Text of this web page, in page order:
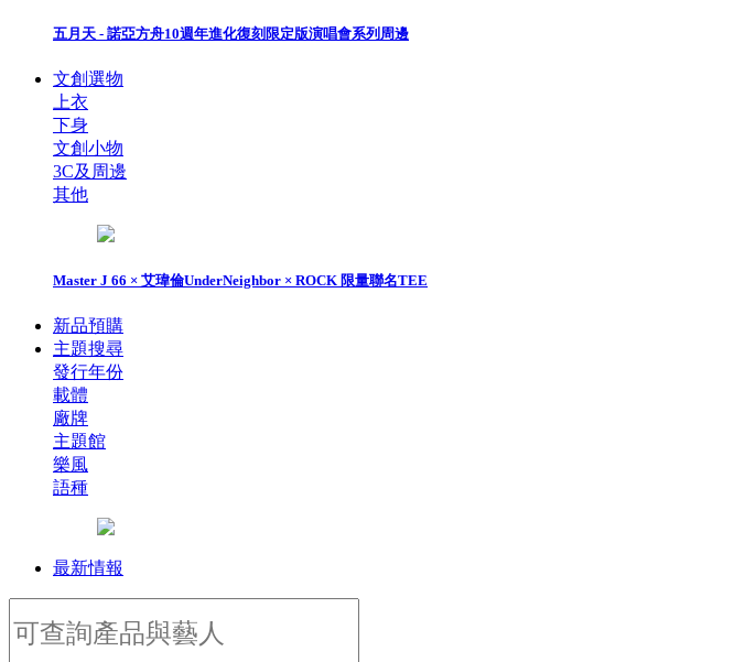
五月天 - 諾亞方舟10週年進化復刻限定版演唱會系列周邊
文創選物
上衣
下身
文創小物
3C及周邊
其他
Master J 66 × 艾瑋倫UnderNeighbor × ROCK 限量聯名TEE
新品預購
主題搜尋
發行年份
載體
廠牌
主題館
樂風
語種
最新情報